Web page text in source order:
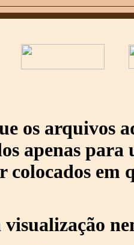
os arquivos
apenas para
colocados
visualização